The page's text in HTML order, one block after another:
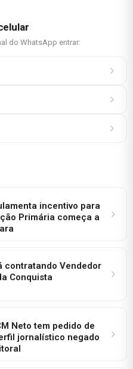
do WhatsApp entrar:
incentivo para
Primária começa a
contratando Vendedor
Conquista
Neto tem pedido de
jornalístico negado